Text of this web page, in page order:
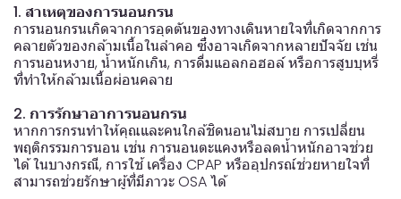
1. สาเหตุของการนอนกรน
การนอนกรนเกิดจากการอุดตันของทางเดินหายใจที่เกิดจากการ
คลายตัวของกล้ามเนื้อในลำคอ ซึ่งอาจเกิดจากหลายปัจจัย เช่น
การนอนหงาย, น้ำหนักเกิน, การดื่มแอลกอฮอล์ หรือการสูบบุหรี่
ที่ทำให้กล้ามเนื้อผ่อนคลาย
2. การรักษาอาการนอนกรน
หากการกรนทำให้คุณและคนใกล้ชิดนอนไม่สบาย การเปลี่ยน
พฤติกรรมการนอน เช่น การนอนตะแคงหรือลดน้ำหนักอาจช่วย
ได้ ในบางกรณี, การใช้ เครื่อง CPAP หรืออุปกรณ์ช่วยหายใจที่
สามารถช่วยรักษาผู้ที่มีภาวะ OSA ได้